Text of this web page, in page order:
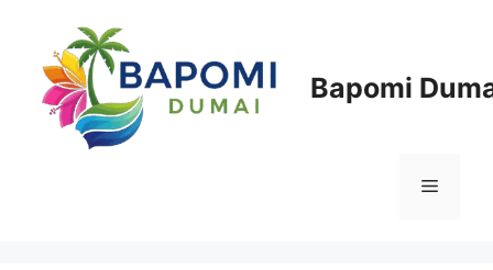
Bapomi
Menu